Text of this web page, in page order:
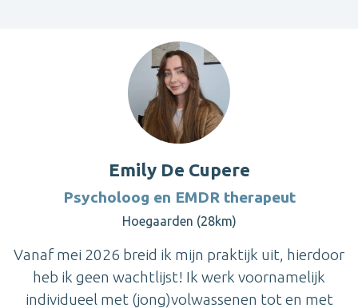
Emily De Cupere
Psycholoog en EMDR therapeut
Hoegaarden (28km)
Vanaf mei 2026 breid ik mijn praktijk uit, hierdoor
heb ik geen wachtlijst! Ik werk voornamelijk
individueel met (jong)volwassenen tot en met